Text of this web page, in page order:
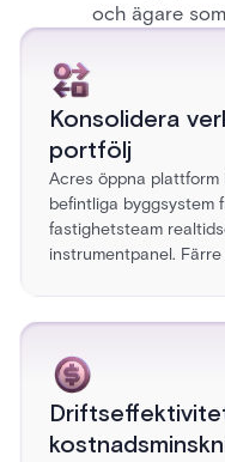
och ägare
Konsolidera
portfölj
Acres öppna plattform
befintliga byggsystem
fastighetsteam
instrumentpanel.